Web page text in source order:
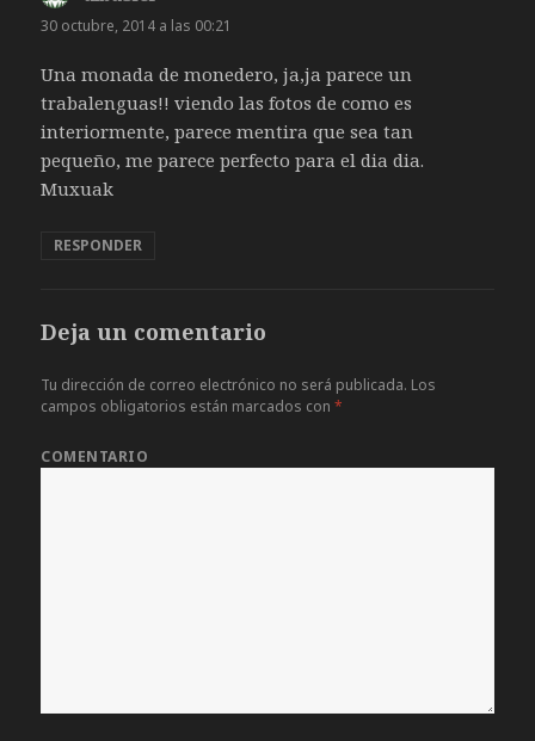
30 octubre, 2014 a las 00:21
Una monada de monedero, ja,ja parece un
trabalenguas!! viendo las fotos de como es
interiormente, parece mentira que sea tan
pequeño, me parece perfecto para el dia dia.
Muxuak
RESPONDER
Deja un comentario
Tu dirección de correo electrónico no será publicada. Los
campos obligatorios están marcados con*
COMENTARIO